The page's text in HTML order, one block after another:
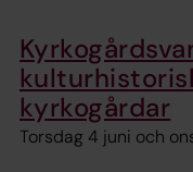
kyrkogårdar
Torsdag 4 juni och